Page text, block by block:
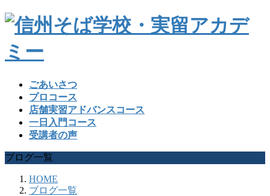
ごあいさつ
プロコース
店舗実習アドバンスコース
一日入門コース
受講者の声
ブログ一覧
HOME
ブログ一覧